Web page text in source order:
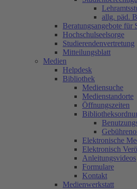
allg. päd.
Beratungsangebote für
Hochschulseelsorge
Studierendenvertretung
Mitteilungsblatt
Medien
Helpdesk
Bibliothek
Mediensuche
Medienstandorte
Öffnungszeiten
Elektronische
Elektronisch
Anleitungsvideos
Formulare
Kontakt
Medienwerkstatt